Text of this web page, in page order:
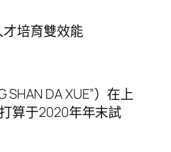
培育雙效能
DA XUE”）在上
算于2020年年末試